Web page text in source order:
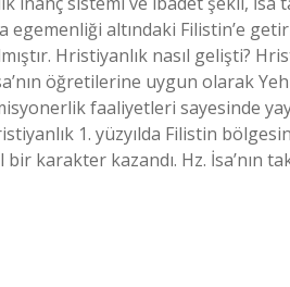
altındaki Filistin’e
Hristiyanlık nasıl gelişti?
öğretilerine uygun olarak
faaliyetleri sayesinde
1. yüzyılda Filistin
karakter kazandı. Hz. İsa’nın